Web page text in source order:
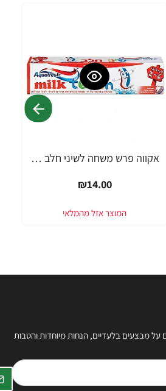
אקווה פרש משחה לשיני חלב לגילאי 2-6 - 50 מ"ל
₪14.00
מבצעים בלעדיים, הנחות מיוחדות והטבות